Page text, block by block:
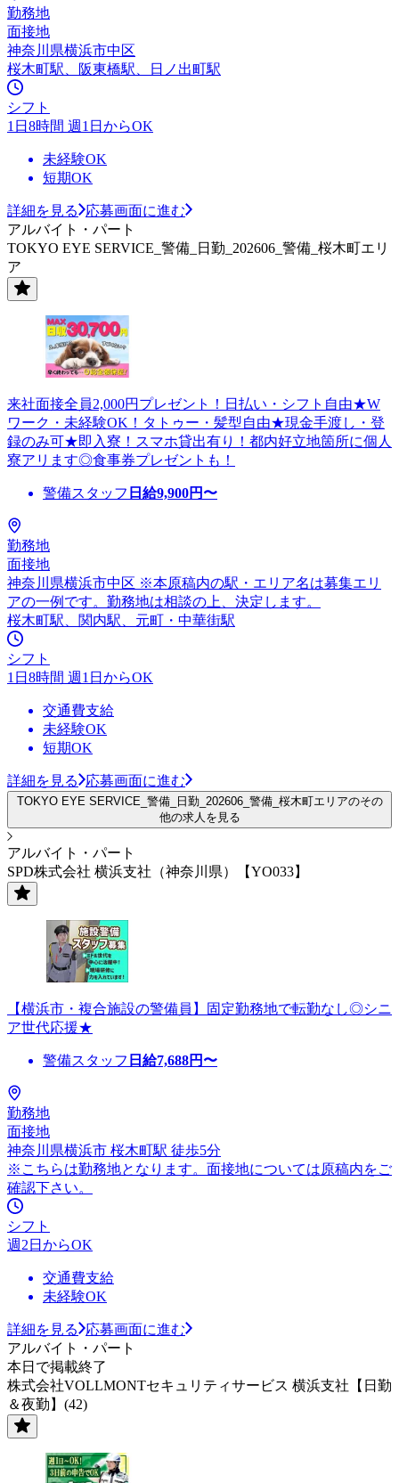
勤務地
面接地
神奈川県横浜市中区
桜木町駅、阪東橋駅、日ノ出町駅
シフト
1日8時間 週1日からOK
未経験OK
短期OK
詳細を見る
応募画面に進む
アルバイト・パート
TOKYO EYE SERVICE_警備_日勤_202606_警備_桜木町エリ
ア
来社面接全員2,000円プレゼント！日払い・シフト自由★W
ワーク・未経験OK！タトゥー・髪型自由★現金手渡し・登
録のみ可★即入寮！スマホ貸出有り！都内好立地箇所に個人
寮アリます◎食事券プレゼントも！
警備スタッフ 日給9,900円〜
勤務地
面接地
神奈川県横浜市中区 ※本原稿内の駅・エリア名は募集エリ
アの一例です。勤務地は相談の上、決定します。
桜木町駅、関内駅、元町・中華街駅
シフト
1日8時間 週1日からOK
交通費支給
未経験OK
短期OK
詳細を見る 応募画面に進む
TOKYO EYE SERVICE_警備_日勤_202606_警備_桜木町エリアのその
他の求人を見る
アルバイト・パート
SPD株式会社 横浜支社（神奈川県）【YO033】
【横浜市・複合施設の警備員】固定勤務地で転勤なし◎シニ
ア世代応援★
警備スタッフ 日給7,688円〜
勤務地
面接地
神奈川県横浜市 桜木町駅 徒歩5分
※こちらは勤務地となります。面接地については原稿内をご
確認下さい。
シフト
週2日からOK
交通費支給
未経験OK
詳細を見る
応募画面に進む
アルバイト・パート
本日で掲載終了
株式会社VOLLMONTセキュリティサービス 横浜支社【日勤
＆夜勤】(42)